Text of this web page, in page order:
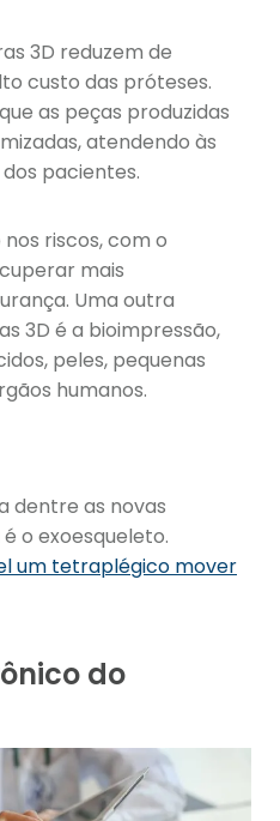
3D reduzem de
custo das próteses.
as peças produzidas
atendendo às
pacientes.
riscos, com o
mais
Uma outra
3D é a bioimpressão,
peles, pequenas
humanos.
dentre as novas
o exoesqueleto.
um tetraplégico mover
do